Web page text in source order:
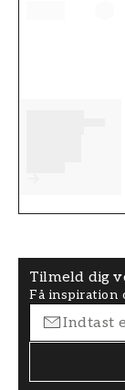
Tilmeld dig
Få inspiration